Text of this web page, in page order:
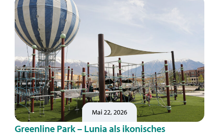
Mai 22, 2026
Greenline Park – Lunia als ikonisches